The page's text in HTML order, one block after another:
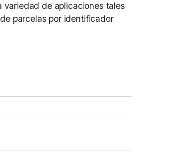
variedad de aplicaciones tales
parcelas por identificador